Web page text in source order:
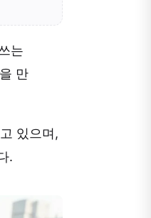
는
을 만
있으며,
.